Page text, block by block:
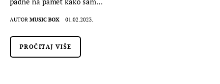
AUTOR MUSIC BOX 01.02.2023.
PROČITAJ VIŠE